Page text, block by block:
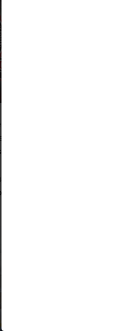
sus tapas por igual. Es el caso de
de almendras; y de
peques.
de